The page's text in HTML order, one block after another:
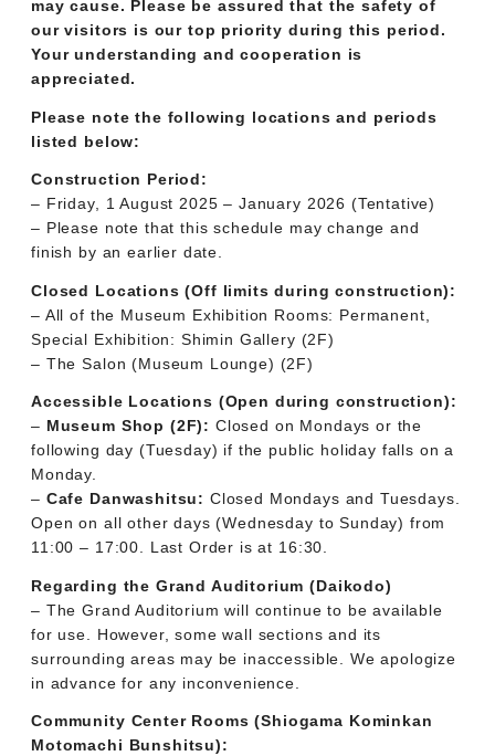
may cause. Please be assured that the safety of
our visitors is our top priority during this period.
Your understanding and cooperation is
appreciated.
Please note the following locations and periods
listed below:
Construction Period:
– Friday, 1 August 2025 – January 2026 (Tentative)
– Please note that this schedule may change and
finish by an earlier date.
Closed Locations (Off limits during construction):
– All of the Museum Exhibition Rooms: Permanent,
Special Exhibition: Shimin Gallery (2F)
– The Salon (Museum Lounge) (2F)
Accessible Locations (Open during construction):
– Museum Shop (2F): Closed on Mondays or the
following day (Tuesday) if the public holiday falls on a
Monday.
– Cafe Danwashitsu: Closed Mondays and Tuesdays.
Open on all other days (Wednesday to Sunday) from
11:00 – 17:00. Last Order is at 16:30.
Regarding the Grand Auditorium (Daikodo)
– The Grand Auditorium will continue to be available
for use. However, some wall sections and its
surrounding areas may be inaccessible. We apologize
in advance for any inconvenience.
Community Center Rooms (Shiogama Kominkan
Motomachi Bunshitsu):